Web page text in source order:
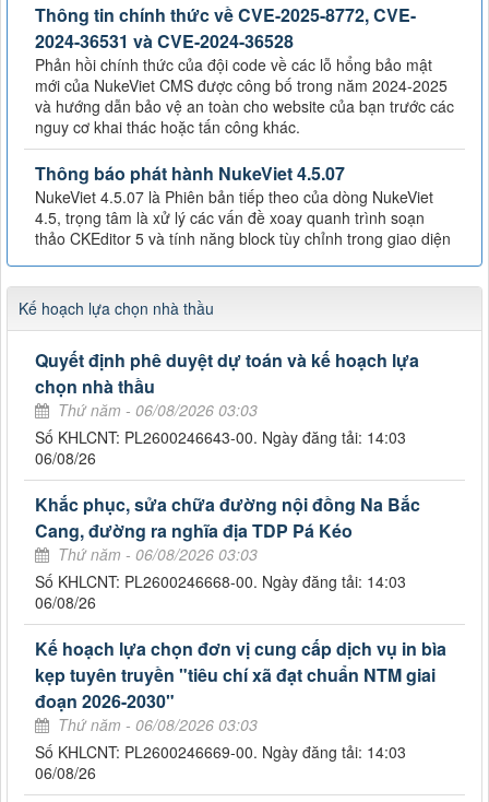
Thông tin chính thức về CVE-2025-8772, CVE-
2024-36531 và CVE-2024-36528
Phản hồi chính thức của đội code về các lỗ hổng bảo mật
mới của NukeViet CMS được công bố trong năm 2024-2025
và hướng dẫn bảo vệ an toàn cho website của bạn trước các
nguy cơ khai thác hoặc tấn công khác.
Thông báo phát hành NukeViet 4.5.07
NukeViet 4.5.07 là Phiên bản tiếp theo của dòng NukeViet
4.5, trọng tâm là xử lý các vấn đề xoay quanh trình soạn
thảo CKEditor 5 và tính năng block tùy chỉnh trong giao diện
Kế hoạch lựa chọn nhà thầu
Quyết định phê duyệt dự toán và kế hoạch lựa
chọn nhà thầu
Thứ năm - 06/08/2026 03:03
Số KHLCNT: PL2600246643-00. Ngày đăng tải: 14:03
06/08/26
Khắc phục, sửa chữa đường nội đồng Na Bắc
Cang, đường ra nghĩa địa TDP Pá Kéo
Thứ năm - 06/08/2026 03:03
Số KHLCNT: PL2600246668-00. Ngày đăng tải: 14:03
06/08/26
Kế hoạch lựa chọn đơn vị cung cấp dịch vụ in bìa
kẹp tuyên truyền "tiêu chí xã đạt chuẩn NTM giai
đoạn 2026-2030"
Thứ năm - 06/08/2026 03:03
Số KHLCNT: PL2600246669-00. Ngày đăng tải: 14:03
06/08/26